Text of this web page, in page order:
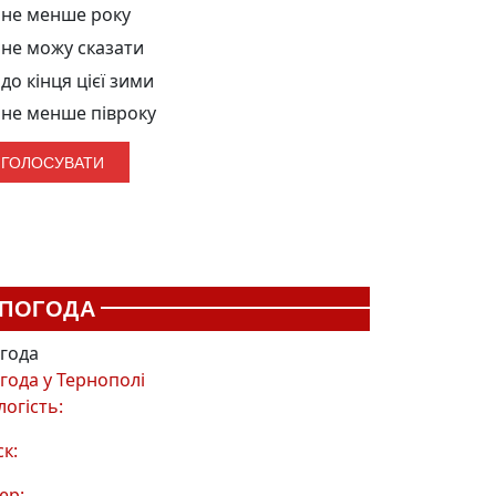
не менше року
не можу сказати
до кінця цієї зими
не менше півроку
ПОГОДА
уТернополі